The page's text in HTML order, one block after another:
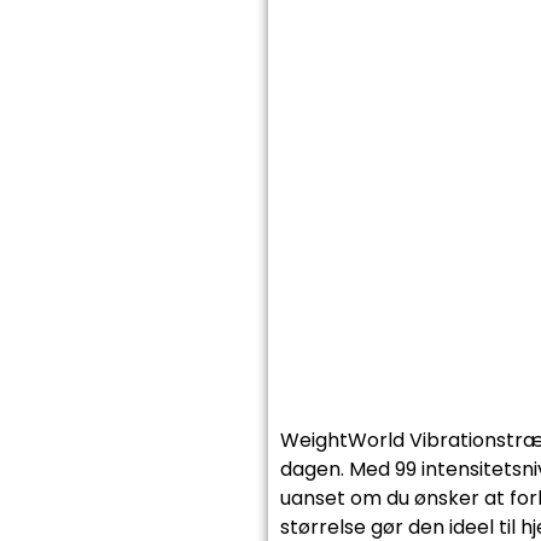
WeightWorld
dagen. Med 99
uanset om du ønsker at
størrelse gør den ideel til